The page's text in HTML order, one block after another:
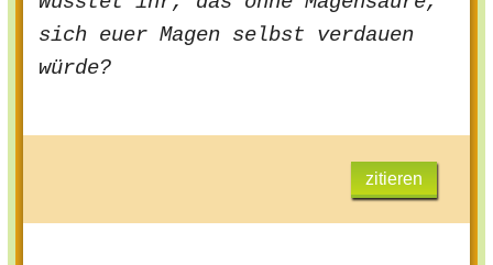
sich euer Magen selbst verdauen
würde?
zitieren